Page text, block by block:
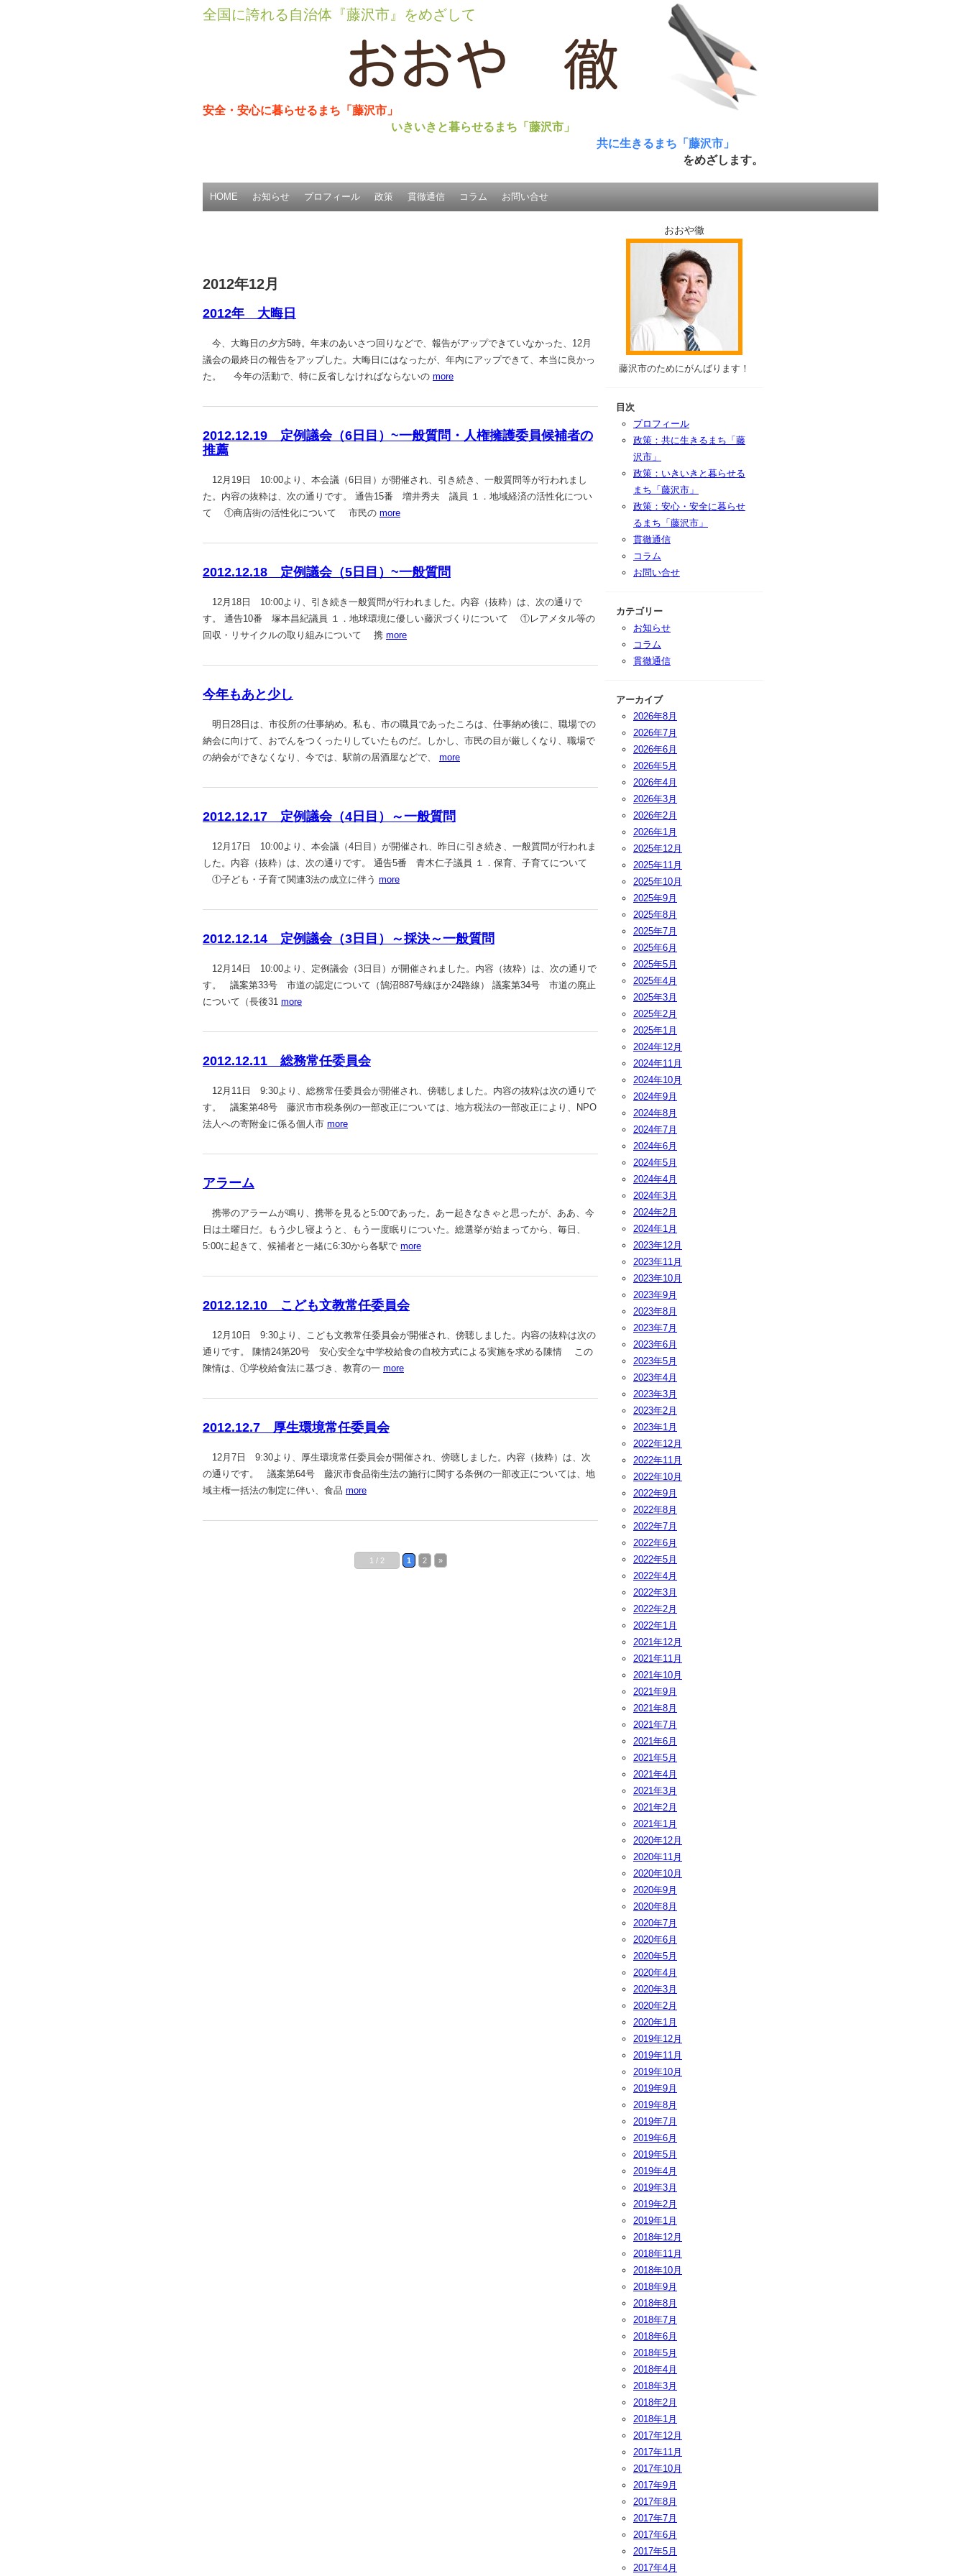
全国に誇れる自治体『藤沢市』をめざして
安全・安心に暮らせるまち「藤沢市」
いきいきと暮らせるまち「藤沢市」
共に生きるまち「藤沢市」
をめざします。
HOME お知らせ プロフィール 政策 貫徹通信 コラム お問い合せ
2012年12月
2012年 大晦日
今、大晦日の夕方5時。年末のあいさつ回りなどで、報告がアップできていなかった、12月
議会の最終日の報告をアップした。大晦日にはなったが、年内にアップできて、本当に良かっ
た。 今年の活動で、特に反省しなければならないの more
2012.12.19 定例議会（6日目）~一般質問・人権擁護委員候補者の
推薦
12月19日 10:00より、本会議（6日目）が開催され、引き続き、一般質問等が行われまし
た。内容の抜粋は、次の通りです。 通告15番 増井秀夫 議員 １．地域経済の活性化につい
て ①商店街の活性化について 市民の more
2012.12.18 定例議会（5日目）~一般質問
12月18日 10:00より、引き続き一般質問が行われました。内容（抜粋）は、次の通りで
す。 通告10番 塚本昌紀議員 １．地球環境に優しい藤沢づくりについて ①レアメタル等の
回収・リサイクルの取り組みについて 携 more
今年もあと少し
明日28日は、市役所の仕事納め。私も、市の職員であったころは、仕事納め後に、職場での
納会に向けて、おでんをつくったりしていたものだ。しかし、市民の目が厳しくなり、職場で
の納会ができなくなり、今では、駅前の居酒屋などで、 more
2012.12.17 定例議会（4日目）～一般質問
12月17日 10:00より、本会議（4日目）が開催され、昨日に引き続き、一般質問が行われま
した。内容（抜粋）は、次の通りです。 通告5番 青木仁子議員 １．保育、子育てについて
①子ども・子育て関連3法の成立に伴う more
2012.12.14 定例議会（3日目）～採決～一般質問
12月14日 10:00より、定例議会（3日目）が開催されました。内容（抜粋）は、次の通りで
す。 議案第33号 市道の認定について（鵠沼887号線ほか24路線） 議案第34号 市道の廃止
について（長後31 more
2012.12.11 総務常任委員会
12月11日 9:30より、総務常任委員会が開催され、傍聴しました。内容の抜粋は次の通りで
す。 議案第48号 藤沢市市税条例の一部改正については、地方税法の一部改正により、NPO
法人への寄附金に係る個人市 more
アラーム
携帯のアラームが鳴り、携帯を見ると5:00であった。あー起きなきゃと思ったが、ああ、今
日は土曜日だ。もう少し寝ようと、もう一度眠りについた。総選挙が始まってから、毎日、
5:00に起きて、候補者と一緒に6:30から各駅で more
2012.12.10 こども文教常任委員会
12月10日 9:30より、こども文教常任委員会が開催され、傍聴しました。内容の抜粋は次の
通りです。 陳情24第20号 安心安全な中学校給食の自校方式による実施を求める陳情 この
陳情は、①学校給食法に基づき、教育の一 more
2012.12.7 厚生環境常任委員会
12月7日 9:30より、厚生環境常任委員会が開催され、傍聴しました。内容（抜粋）は、次
の通りです。 議案第64号 藤沢市食品衛生法の施行に関する条例の一部改正については、地
域主権一括法の制定に伴い、食品 more
1 / 2 1 2 »
おおや徹
藤沢市のためにがんばります！
目次
プロフィール
政策：共に生きるまち「藤
沢市」
政策：いきいきと暮らせる
まち「藤沢市」
政策：安心・安全に暮らせ
るまち「藤沢市」
貫徹通信
コラム
お問い合せ
カテゴリー
お知らせ
コラム
貫徹通信
アーカイブ
2026年8月
2026年7月
2026年6月
2026年5月
2026年4月
2026年3月
2026年2月
2026年1月
2025年12月
2025年11月
2025年10月
2025年9月
2025年8月
2025年7月
2025年6月
2025年5月
2025年4月
2025年3月
2025年2月
2025年1月
2024年12月
2024年11月
2024年10月
2024年9月
2024年8月
2024年7月
2024年6月
2024年5月
2024年4月
2024年3月
2024年2月
2024年1月
2023年12月
2023年11月
2023年10月
2023年9月
2023年8月
2023年7月
2023年6月
2023年5月
2023年4月
2023年3月
2023年2月
2023年1月
2022年12月
2022年11月
2022年10月
2022年9月
2022年8月
2022年7月
2022年6月
2022年5月
2022年4月
2022年3月
2022年2月
2022年1月
2021年12月
2021年11月
2021年10月
2021年9月
2021年8月
2021年7月
2021年6月
2021年5月
2021年4月
2021年3月
2021年2月
2021年1月
2020年12月
2020年11月
2020年10月
2020年9月
2020年8月
2020年7月
2020年6月
2020年5月
2020年4月
2020年3月
2020年2月
2020年1月
2019年12月
2019年11月
2019年10月
2019年9月
2019年8月
2019年7月
2019年6月
2019年5月
2019年4月
2019年3月
2019年2月
2019年1月
2018年12月
2018年11月
2018年10月
2018年9月
2018年8月
2018年7月
2018年6月
2018年5月
2018年4月
2018年3月
2018年2月
2018年1月
2017年12月
2017年11月
2017年10月
2017年9月
2017年8月
2017年7月
2017年6月
2017年5月
2017年4月